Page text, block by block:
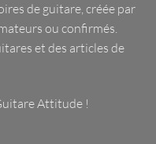
de guitare, créée par
ou confirmés.
et des articles de
Attitude !